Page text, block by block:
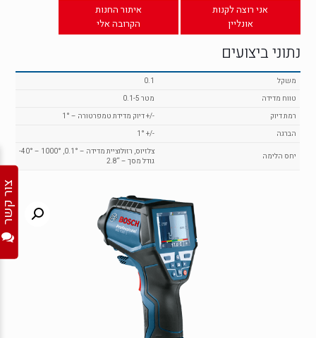
אני רוצה לקנות
אונליין
איתור החנות
הקרובה אלי
נתוני ביצועים
0.1
משקל
0.1-5 מטר
טווח מדידה
דיוק מדידת טמפרטורה – 1° +/-
רמת דיוק
1° +/-
הברגה
-40° – 1000° צלזיוס, רזולוציית מדידה – 0.1°,
גודל מסך – “2.8
יחס הלימה